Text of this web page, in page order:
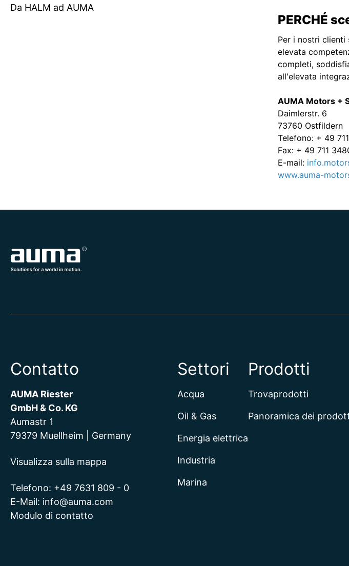
Da HALM ad AUMA
PERCHÉ
Per i nostri
elevata
completi,
all'elevata
AUMA Motors +
Daimlerstr. 6
73760 Ostfildern
Telefono: + 49
Fax: + 49 711
E-mail:
www.auma-
Contatto
AUMA Riester
GmbH & Co. KG
Aumastr 1
79379 Muellheim | Germany
Visualizza sulla mappa
Telefono: +49 7631 809 - 0
E-Mail: info@auma.com
Modulo di contatto
Settori
Acqua
Oil & Gas
Energia elettrica
Industria
Marina
Prodotti
Trovaprodotti
Panoramica dei